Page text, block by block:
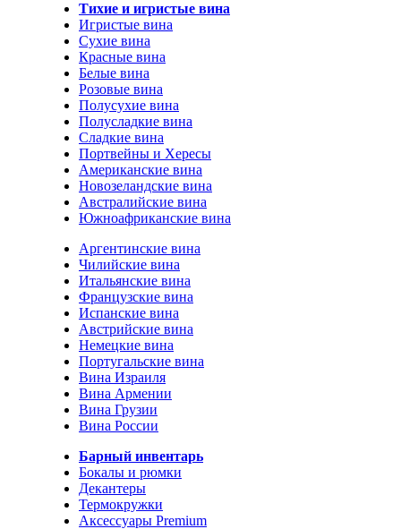
Тихие и игристые вина
Игристые вина
Сухие вина
Красные вина
Белые вина
Розовые вина
Полусухие вина
Полусладкие вина
Сладкие вина
Портвейны и Хересы
Американские вина
Новозеландские вина
Австралийские вина
Южноафриканские вина
Аргентинские вина
Чилийские вина
Итальянские вина
Французские вина
Испанские вина
Австрийские вина
Немецкие вина
Португальские вина
Вина Израиля
Вина Армении
Вина Грузии
Вина России
Барный инвентарь
Бокалы и рюмки
Декантеры
Термокружки
Аксессуары Premium